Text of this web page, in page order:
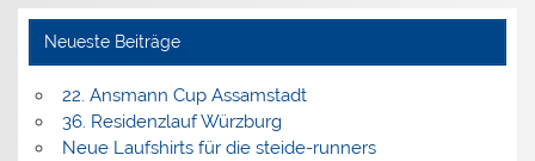
Neueste Beiträge
22. Ansmann Cup Assamstadt
36. Residenzlauf Würzburg
Neue Laufshirts für die steide-runners